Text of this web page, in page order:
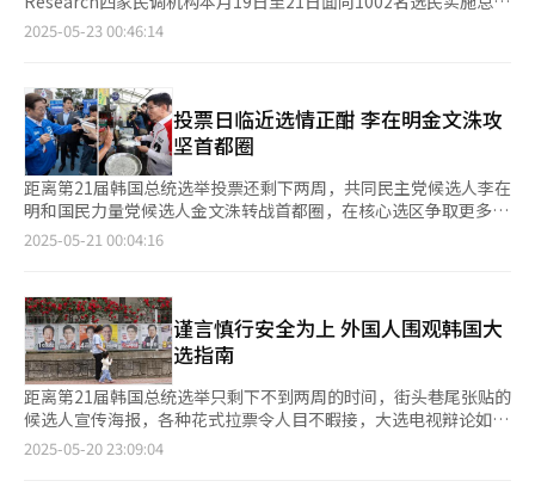
个性果敢，却被视为“粗鲁”“强势”。这些刻板印象在媒体和综
艺上被反复呈现，进一步放大彼此间的文化隔阂。 然而，随着代
衡发展”政策 ，全罗道基础设施与科技产业正逐步提升，逐渐
从“民主圣地”转型为AI产业枢纽。同时，庆尚道年轻一代也开始
反思传统保守阵营的世袭政治结构，地域忠诚度对政治倾向的影响
力明显下降。尽管老一辈中仍存留着基于地域的情感隔阂，但整体
社会正呈现出超越地域主义的融合态势。 全罗道与庆尚道之间的
地域矛盾，本质上是涉及政治权力分配及区域发展公平性等的深层
社会议题。要真正消解“互相看不惯”的情绪，需要政策层面的资
表现为“无力感”。而对“社会不安”问题则更多表达出“愤
怒”情绪。 报告特别强调，政策制定必须紧扣国家难题这一核心
本、多元共治”的新型政策生态体系。应当从根本上革新传统的政
策范式，真正将国民从政策受众提升为政策制定的能动主体。
定。 改革新党则一再强调拒绝合并候选人，李俊锡23日在拜谒已
故前总统卢武铉位于庆尚南道金海市烽下村的墓地后对记者表
对“三党合并”提议时紧握拳头坚定地提出异议，我希望自己也能
坚守那样的政治风骨。” 此番发言被解读为李俊锡将国民力量党
提议的合并候选人要求比作卢武铉当年面对“三党合并”，对此表
示拒绝。 在双方各打“小算盘”的背景下，在开始印刷选票的本
月25日前恐难达成合并，但在民调结果开始禁止发布的本月28
日，以及提前缺席投票启动的本月29日和30日，双方理论上仍有
可能戏剧性地完成合并，在此期间最大的变数仍为各候选人的支持
率。 韩国盖洛普本月20日至22日面向1002名选民实施下届总统候
金文洙和李俊锡分别为36%和10%，另有8%受访者持保留意见。
与上一次调查时相比，李在明支持率下滑6个百分点，金文洙和李
俊锡分别上升7个百分点和2个百分点。 盖洛普分析指出，相较共
同民主党，国民力量党候选人选拔过程一波三折，党内围绕初选候
选人整合问题发生内讧。但以前总统尹锡悦退党和总统候选人首场
电视讨论为分水岭，选情有所变化。 在上一轮调查中，金文洙在
大邱和庆尚北道的支持率低于50%，但本次调查中上升至60%，
呈稳步上升势头。李在明和李俊锡在该地区的支持率分别为22%和
候选人支持率调查，于22日公布结果显示，共同民主党候选人李在
金文洙和李俊锡分别上升5个和3个百分点。在进步阶层和中间阶层
中，对李在明的支持率分别为81%和50%。金文洙在保守阶层中
支持率为64%，排名首位。 83%的受访者称会继续支持目前的支
持对象，16%的受访者可能会改变支持对象。在“不考虑个人倾
向，预计哪位候选人会当选总统”一问中，李在明以67%的支持率
遥遥领先，是金文洙（23%）的近三倍。 支持实现政权更替的受
访者占比55%，支持国民力量党继续执政的占比34%。政党支持
率方面，共同民主党为40%、国民力量党为31%、改革新党为
哪位候选人表现最佳。42%的受访者认为是李在明，其次依次是李
俊锡（28%）和金文洙（19%）。 各主要候选人近日继续在全国
进行拉票，李在明当天前往济州岛，公布“基本社会”构想具体方
案，包括成立基本社会委员会，推出青年未来存款、打造基本看护
服务社会等八项承诺。 李在明强调，“济州4·3事件”和“5·18
民主化运动”在历史上很大程度上阻止了紧急戒严，本次大是自去
年12月3日开始的第三次“济州4·3事件”的清算过程。李在明将
于23日前往庆尚南道金海烽下村，出席前总统卢武铉逝世16周年
2025-05-23 00:46:14
投票日临近选情正酣 李在明金文洙攻
坚首都圈
距离第21届韩国总统选举投票还剩下两周，共同民主党候选人李在
明和国民力量党候选人金文洙转战首都圈，在核心选区争取更多的
支持。 20日，李在明在“政治主场”京畿道集中拜票。曾担任过
发，先后在忠清道、岭南地区（庆尚道、釜山、蔚山等地）、湖南
地区（全罗道、光州等地）巡回拜票，日前重新回到首都圈。 李
在明21日将在仁川集中拜票，22日计划到访济州岛，23日前往庆
尚南道金海世烽下村，出席已故前总统卢武铉的追悼仪式，完成全
国巡回拉票。共同民主党首席发言人赵承来表示，李在明将尽可能
到访各地，与更多的群众见面，具体行程将根据选情进行战略性灵
活安排。 国民力量党候选人金文洙20日也在首都圈集中拉票，从
该党支持率较高的首尔瑞草、松坡等江南圈开始巩固票仓，试图扭
2025-05-21 00:04:16
谨言慎行安全为上 外国人围观韩国大
选指南
距离第21届韩国总统选举只剩下不到两周的时间，街头巷尾张贴的
候选人宣传海报，各种花式拉票令人目不暇接，大选电视辩论如火
如荼，热闹无比的竞选氛围下，在韩国学习、生活、工作的外国人
2025-05-20 23:09:04